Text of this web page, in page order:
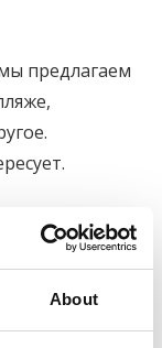
About
предлагаем
предлагаем
или
катание на
совсем